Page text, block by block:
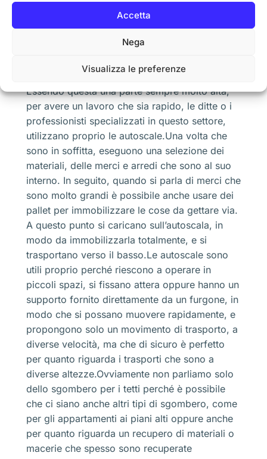
Accetta
Nega
Visualizza le preferenze
delle proprietà altrui. Occorre quindi avere
sempre dei professionisti che si occupi di
questo lavoro.Vediamo che il
quando si parla di uno sgombero delle soffitte.
Essendo questa una parte sempre molto alta,
per avere un lavoro che sia rapido, le ditte o i
professionisti specializzati in questo settore,
utilizzano proprio le autoscale.Una volta che
sono in soffitta, eseguono una selezione dei
materiali, delle merci e arredi che sono al suo
interno. In seguito, quando si parla di merci che
sono molto grandi è possibile anche usare dei
pallet per immobilizzare le cose da gettare via.
A questo punto si caricano sull’autoscala, in
modo da immobilizzarla totalmente, e si
trasportano verso il basso.Le autoscale sono
utili proprio perché riescono a operare in
piccoli spazi, si fissano attera oppure hanno un
supporto fornito direttamente da un furgone, in
modo che si possano muovere rapidamente, e
propongono solo un movimento di trasporto, a
diverse velocità, ma che di sicuro è perfetto
per quanto riguarda i trasporti che sono a
diverse altezze.Ovviamente non parliamo solo
dello sgombero per i tetti perché è possibile
che ci siano anche altri tipi di sgombero, come
per gli appartamenti ai piani alti oppure anche
per quanto riguarda un recupero di materiali o
macerie che spesso sono recuperate